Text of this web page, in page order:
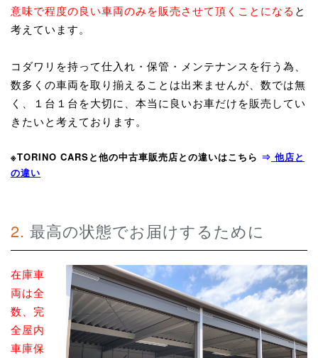
意味で程度の良い車両のみを販売させて頂くことになる と
考えています。
コダワリを持って仕入れ・保管・メンテナンスを行う為、
数多くの車両を取り揃えることは出来ませんが、数では無
く、１台１台を大切に、本当に良いお車だけを販売してい
きたいと考えております。
※TORINO CARSと他の中古車販売店との違いはこちら ⇒ 他店と
の違い
2. 最高の状態でお届けするために
在庫車
両は全
数、完
全屋内
車庫保